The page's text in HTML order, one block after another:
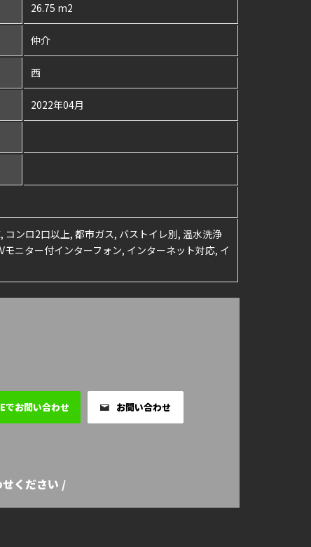
26.75 m2
仲介
西
2022年04月
ンロ2口以上, 都市ガス, バストイレ別, 温水洗浄
ニター付インターフォン, インターネット対応, イ
でお問い合わせ お問い合わせ
ください /